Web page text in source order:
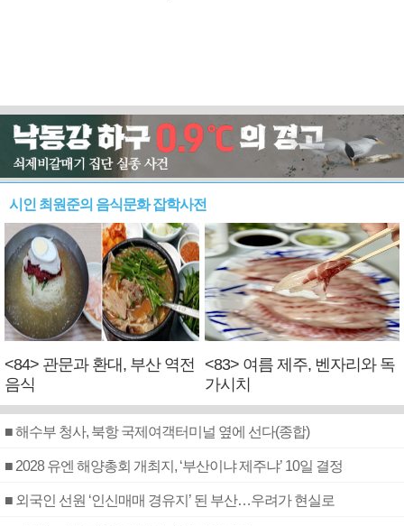
시인 최원준의 음식문화 잡학사전
<84> 관문과 환대, 부산 역전
음식
<83> 여름 제주, 벤자리와 독
가시치
■ 해수부 청사, 북항 국제여객터미널 옆에 선다(종합)
■ 2028 유엔 해양총회 개최지, ‘부산이냐 제주냐’ 10일 결정
■ 외국인 선원 ‘인신매매 경유지’ 된 부산…우려가 현실로